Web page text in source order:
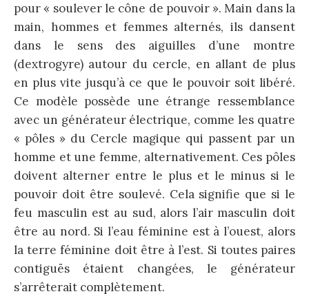
pour « soulever le cône de pouvoir ». Main dans la
main, hommes et femmes alternés, ils dansent
dans le sens des aiguilles d’une montre
(dextrogyre) autour du cercle, en allant de plus
en plus vite jusqu’à ce que le pouvoir soit libéré.
Ce modèle possède une étrange ressemblance
avec un générateur électrique, comme les quatre
« pôles » du Cercle magique qui passent par un
homme et une femme, alternativement. Ces pôles
doivent alterner entre le plus et le minus si le
pouvoir doit être soulevé. Cela signifie que si le
feu masculin est au sud, alors l’air masculin doit
être au nord. Si l’eau féminine est à l’ouest, alors
la terre féminine doit être à l’est. Si toutes paires
contiguës étaient changées, le générateur
s’arrêterait complètement.